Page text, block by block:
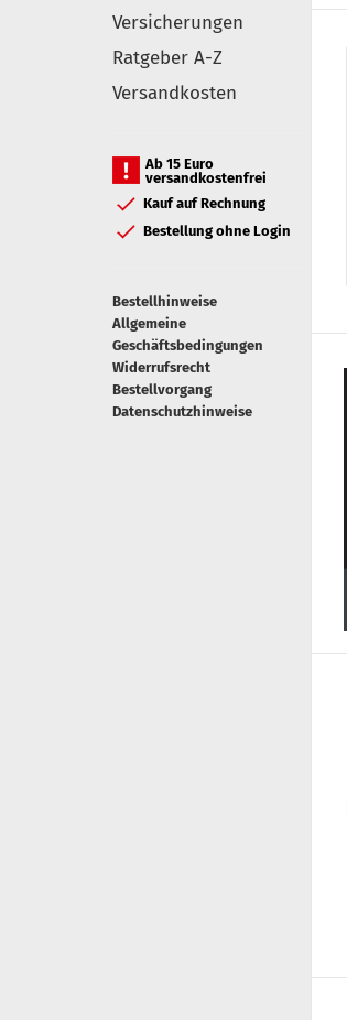
Versicherungen
Ratgeber A-Z
Versandkosten
Ab 15 Euro
versandkostenfrei
Kauf auf Rechnung
Bestellung ohne Login
Bestellhinweise
Allgemeine
Geschäftsbedingungen
Widerrufsrecht
Bestellvorgang
Datenschutzhinweise